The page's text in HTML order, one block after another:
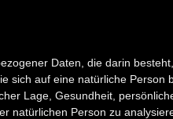
Daten, die darin
sich auf eine natürliche Person
Lage, Gesundheit,
natürlichen Person zu